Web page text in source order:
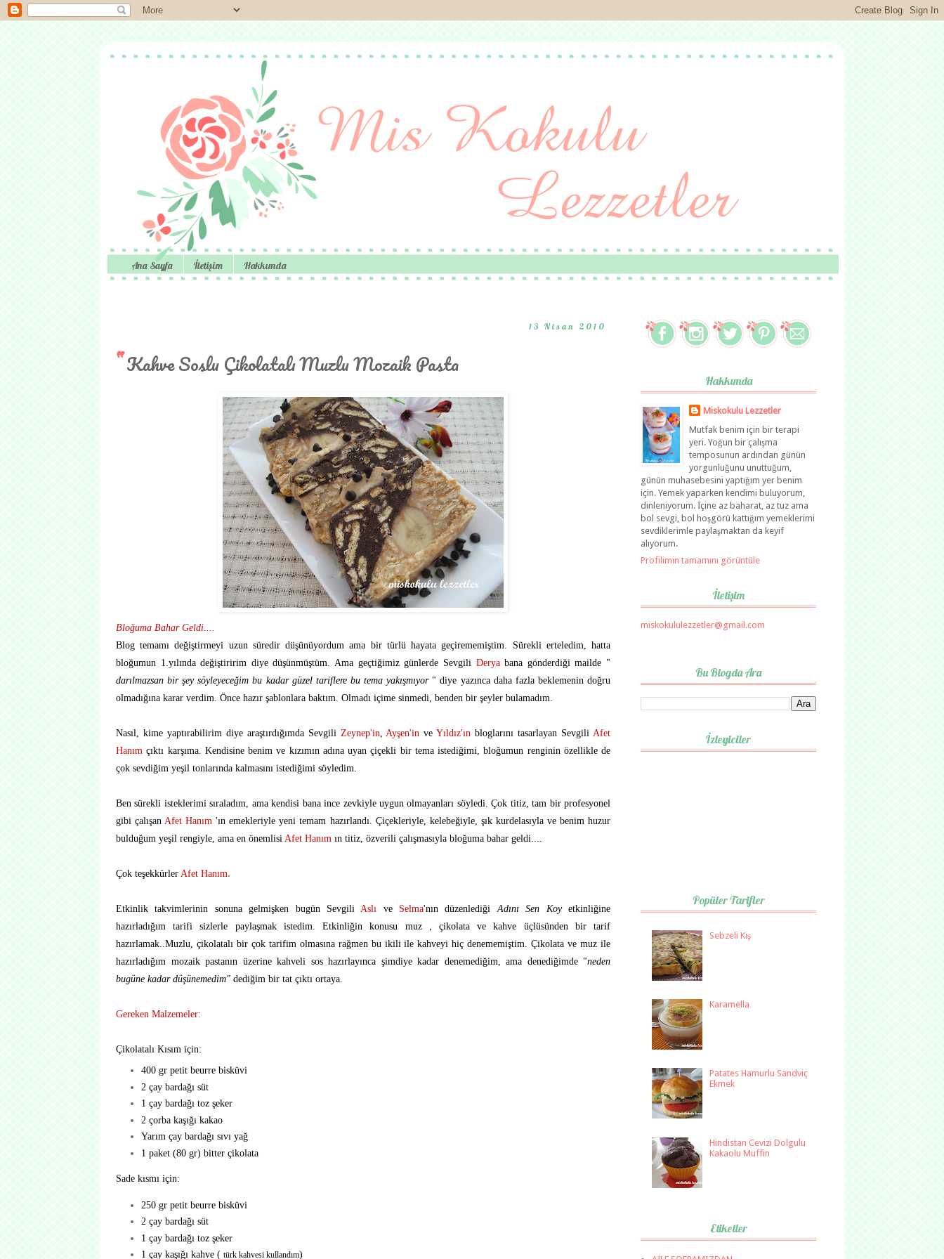
Ana Sayfa İletişim Hakkımda
13 Nisan 2010
Kahve Soslu Çikolatalı Muzlu Mozaik Pasta
Bloğuma Bahar Geldi....
Blog temamı değiştirmeyi uzun süredir düşünüyordum ama bir türlü hayata geçirememiştim. Sürekli erteledim, hatta
bloğumun 1.yılında değiştiririm diye düşünmüştüm. Ama geçtiğimiz günlerde Sevgili Deryabana gönderdiği mailde "
darılmazsan bir şey söyleyeceğim bu kadar güzel tariflere bu tema yakışmıyor" diye yazınca daha fazla beklemenin doğru
olmadığına karar verdim. Önce hazır şablonlara baktım. Olmadı içime sinmedi, benden bir şeyler bulamadım.
Nasıl, kime yaptırabilirim diye araştırdığımda Sevgili Zeynep'in Ayşen'in veYıldız'ın bloglarını tasarlayan Sevgili Afet
Hanımçıktı karşıma. Kendisine benim ve kızımın adına uyan çiçekli bir tema istediğimi, bloğumun renginin özellikle de
çok sevdiğim yeşil tonlarında kalmasını istediğimi söyledim.
Ben sürekli isteklerimi sıraladım, ama kendisi bana ince zevkiyle uygun olmayanları söyledi. Çok titiz, tam bir profesyonel
gibi çalışan Afet Hanım'ın emekleriyle yeni temam hazırlandı. Çiçekleriyle, kelebeğiyle, şık kurdelasıyla ve benim huzur
bulduğum yeşil rengiyle, ama en önemlisi Afet Hanım ın titiz, özverili çalışmasıyla bloğuma bahar geldi....
Çok teşekkürler Afet Hanım.
Etkinlik takvimlerinin sonuna gelmişken bugün Sevgili Aslı ve Selma'nın düzenlediği Adını Sen Koyetkinliğine
hazırladığım tarifi sizlerle paylaşmak istedim. Etkinliğin konusu muz , çikolata ve kahve üçlüsünden bir tarif
hazırlamak..Muzlu, çikolatalı bir çok tarifim olmasına rağmen bu ikili ile kahveyi hiç denememiştim. Çikolata ve muz ile
hazırladığım mozaik pastanın üzerine kahveli sos hazırlayınca şimdiye kadar denemediğim, ama denediğimde "neden
bugüne kadar düşünemedim" dediğim bir tat çıktı ortaya.
Gereken Malzemeler:
Çikolatalı Kısım için:
400 gr petit beurre bisküvi
2 çay bardağı süt
1 çay bardağı toz şeker
2 çorba kaşığı kakao
Yarım çay bardağı sıvı yağ
1 paket (80 gr) bitter çikolata
Sade kısmı için:
250 gr petit beurre bisküvi
2 çay bardağı süt
1 çay bardağı toz şeker
1 çay kaşığı kahve ( türk kahvesi kullandım)
Hakkımda
Miskokulu Lezzetler
Mutfak benim için bir terapi
yeri. Yoğun bir çalışma
temposunun ardından günün
yorgunluğunu unuttuğum,
günün muhasebesini yaptığım yer benim
için. Yemek yaparken kendimi buluyorum,
dinleniyorum. İçine az baharat, az tuz ama
bol sevgi, bol hoşgörü kattığım yemeklerimi
sevdiklerimle paylaşmaktan da keyif
alıyorum.
Profilimin tamamını görüntüle
İletişim
miskokululezzetler@gmail.com
Bu Blogda Ara
İzleyiciler
Popüler Tarifler
Sebzeli Kiş
Karamella
Patates Hamurlu Sandviç
Ekmek
Hindistan Cevizi Dolgulu
Kakaolu Muffin
Etiketler